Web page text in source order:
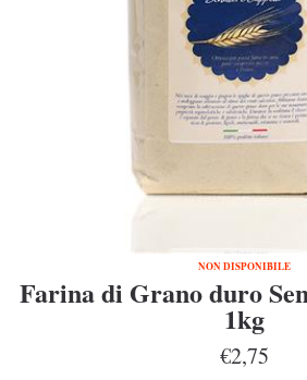
NON DISPONIBILE
Farina di Grano duro
1kg
€2,75